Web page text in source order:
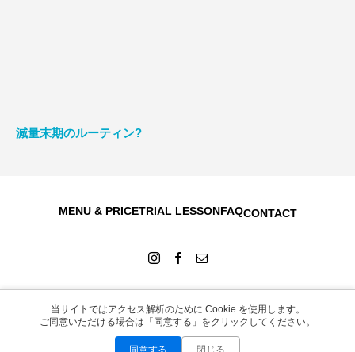
減量末期のルーティン?
MENU & PRICETRIAL LESSONFAQCONTACT
Copyright © 2026
当サイトではアクセス解析のために Cookie を使用します。
ご同意いただける場合は「同意する」をクリックしてください。
同意する 閉じる